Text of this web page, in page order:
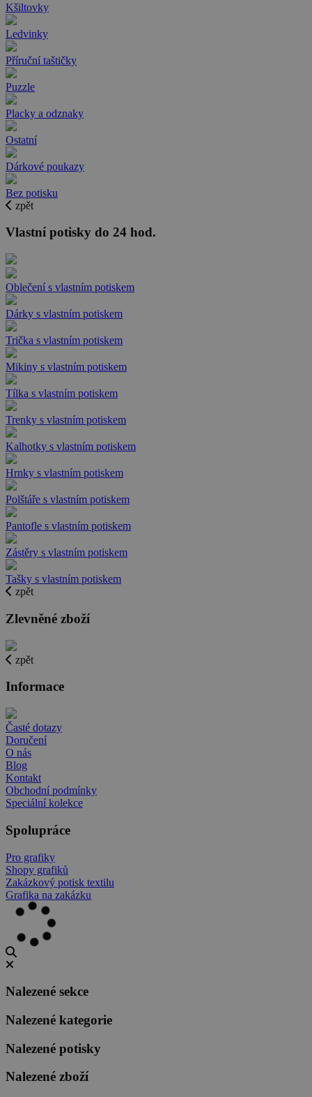
Kšiltovky
Ledvinky
Příruční taštičky
Puzzle
Placky a odznaky
Ostatní
Dárkové poukazy
Bez potisku
zpět
Vlastní potisky do 24 hod.
Oblečení s vlastním potiskem
Dárky s vlastním potiskem
Trička s vlastním potiskem
Mikiny s vlastním potiskem
Tílka s vlastním potiskem
Trenky s vlastním potiskem
Kalhotky s vlastním potiskem
Hrnky s vlastním potiskem
Polštáře s vlastním potiskem
Pantofle s vlastním potiskem
Zástěry s vlastním potiskem
Tašky s vlastním potiskem
zpět
Zlevněné zboží
zpět
Informace
Časté dotazy
Doručení
O nás
Blog
Kontakt
Obchodní podmínky
Speciální kolekce
Spolupráce
Pro grafiky
Shopy grafiků
Zakázkový potisk textilu
Grafika na zakázku
Nalezené sekce
Nalezené kategorie
Nalezené potisky
Nalezené zboží